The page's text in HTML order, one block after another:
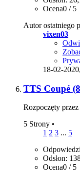
Ocena0 / 5
Autor ostatniego
vixen03
18-02-2020,
TTS Coupé
Rozpoczęty przez
5 Strony •
1 2 3 ... 5
Odsłon:
Ocena0 / 5